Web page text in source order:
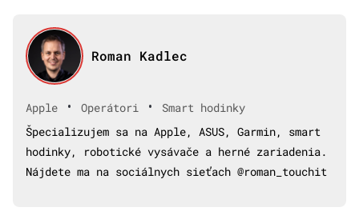
Roman Kadlec
Apple • Operátori •
Smart hodinky
Špecializujem sa na Apple, ASUS, Garmin, smart
hodinky, robotické vysávače a herné zariadenia.
Nájdete ma na sociálnych sieťach @roman_touchit